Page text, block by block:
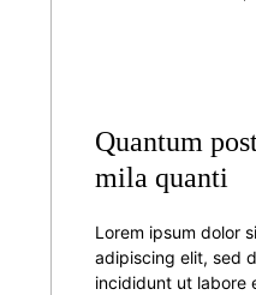
Quantum
mila quanti
Lorem ipsum dolor
adipiscing elit, sed
incididunt ut labore